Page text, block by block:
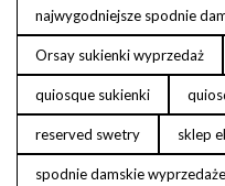
najwygodniejsze spodnie
Orsay sukienki wyprzedaż
quiosque sukienki
reserved swetry sklep
spodnie damskie wyprzedaże